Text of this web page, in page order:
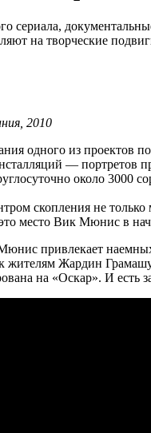
на творческие
2010
одного из
— портретов
около 3000
скопления не
место Вик Мюнис в
привлекает
жителям Жардин
на «Оскар». И есть